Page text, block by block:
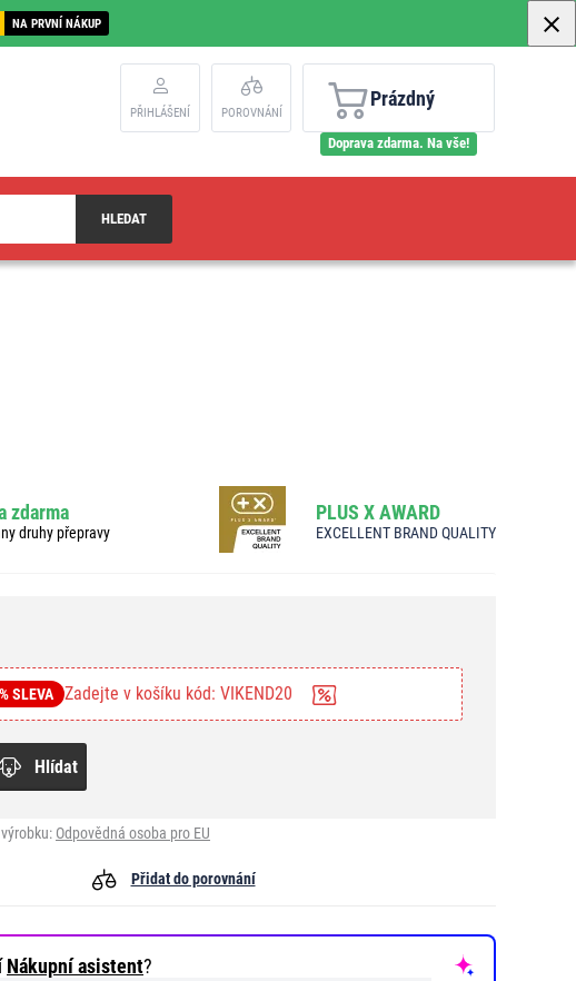
NA PRVNÍ NÁKUP
PŘIHLÁŠENÍ POROVNÁNÍ
Prázdný
Doprava zdarma. Na vše!
HLEDAT
zdarma
druhy přepravy
PLUS X AWARD
EXCELLENT BRAND QUALITY
SLEVA Zadejte v košíku kód: VIKEND20
Hlídat
Odpovědná osoba pro EU
Přidat do porovnání
Nákupní asistent?